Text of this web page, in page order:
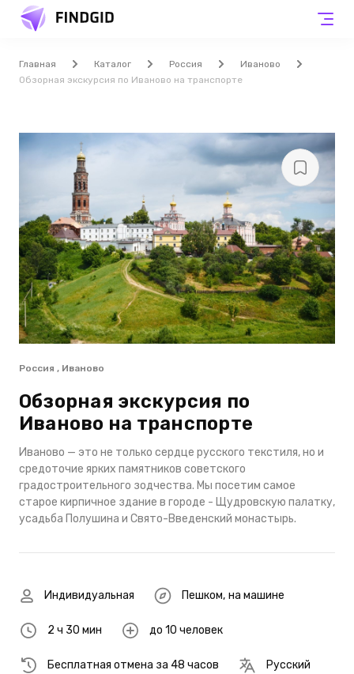
Главная Каталог Россия
Иваново
Обзорная экскурсия по Иваново на транспорте
Россия , Иваново
Обзорная экскурсия по
Иваново на транспорте
Иваново — это не только сердце русского текстиля, но и
средоточие ярких памятников советского
градостроительного зодчества. Мы посетим самое
старое кирпичное здание в городе - Щудровскую палатку,
усадьба Полушина и Свято-Введенский монастырь.
Индивидуальная Пешком, на машине
2 ч 30 мин до 10 человек
Бесплатная отмена за 48 часов Русский